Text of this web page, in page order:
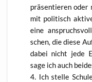
prä­sen­tie­ren oder
mit poli­tisch
eine
schen, die die­se
dabei nicht jede
sage ich auch
Ich stel­le